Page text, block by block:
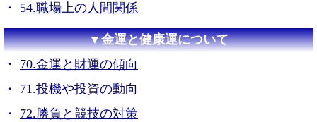
54.職場上の人間関係
▼金運と健康運について
70.金運と財運の傾向
71.投機や投資の動向
72.勝負と競技の対策